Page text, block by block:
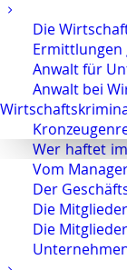
Die
Ermittlungen
Anwalt für
Anwalt bei
Wer haftet
Vom
Der
Die
Die
Meine
Ich
Betrug
Untreue